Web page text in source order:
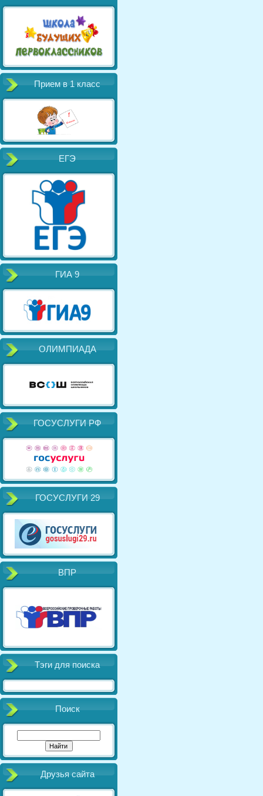
Прием в 1 класс
ЕГЭ
ГИА 9
ОЛИМПИАДА
ГОСУСЛУГИ РФ
ГОСУСЛУГИ 29
ВПР
Тэги для поиска
Поиск
Друзья сайта